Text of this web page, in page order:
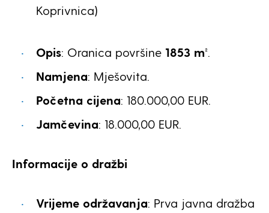
Koprivnica)
Opis: Oranica površine 1853 m².
Namjena: Mješovita.
Početna cijena: 180.000,00 EUR.
Jamčevina: 18.000,00 EUR.
Informacije o dražbi
Vrijeme održavanja: Prva javna dražba